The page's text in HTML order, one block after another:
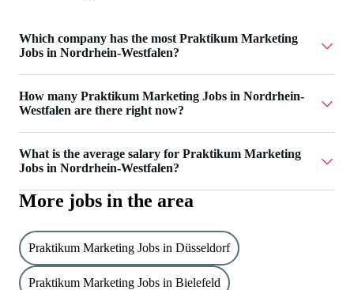
Which company has the most Praktikum Marketing
Jobs in Nordrhein-Westfalen?
Nordrhein-Westfalen.
How many Praktikum Marketing Jobs in Nordrhein-
Westfalen are there right now?
Nordrhein-Westfalen.
What is the average salary for Praktikum Marketing
Jobs in Nordrhein-Westfalen?
The average salary for Praktikum Marketing Jobs in
More jobs in the area
Praktikum Marketing Jobs in Düsseldorf
Praktikum Marketing Jobs in Bielefeld